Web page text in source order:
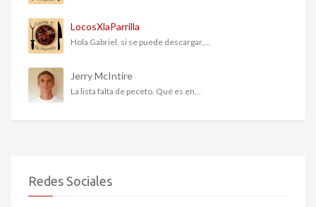
LocosXlaParrilla
Hola Gabriel, si se puede descargar,...
Jerry McIntire
La lista falta de peceto. Qué es en...
Redes Sociales